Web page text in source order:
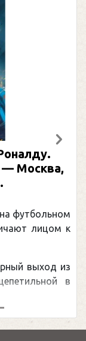
— Москва,
футбольном
лицом к
выход из
в